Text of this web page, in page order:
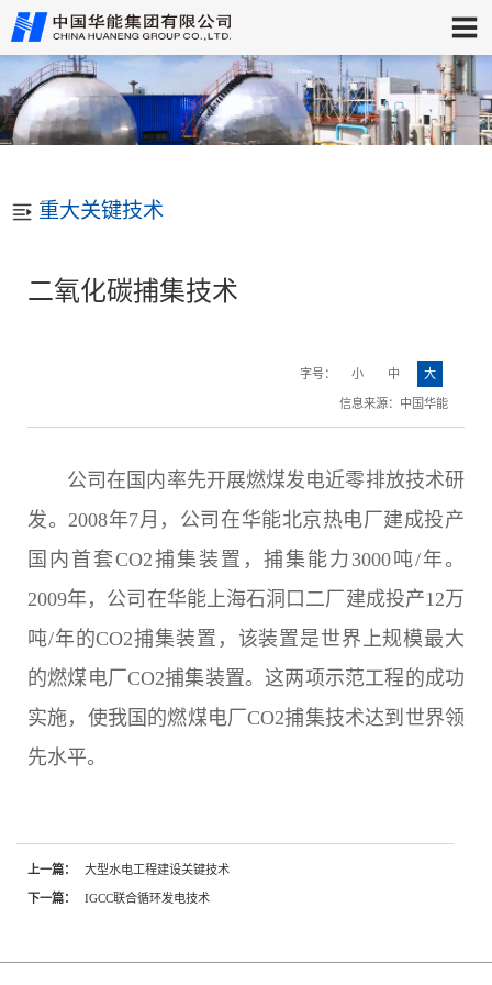
重大关键技术
二氧化碳捕集技术
字号： 小 中 大
信息来源：中国华能
公司在国内率先开展燃煤发电近零排放技术研
发。2008年7月，公司在华能北京热电厂建成投产
国内首套CO2捕集装置，捕集能力3000吨/年。
2009年，公司在华能上海石洞口二厂建成投产12万
吨/年的CO2捕集装置，该装置是世界上规模最大
的燃煤电厂CO2捕集装置。这两项示范工程的成功
实施，使我国的燃煤电厂CO2捕集技术达到世界领
先水平。
上一篇： 大型水电工程建设关键技术
下一篇： IGCC联合循环发电技术